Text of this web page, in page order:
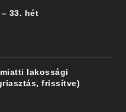
33. hét
lakossági
frissítve)